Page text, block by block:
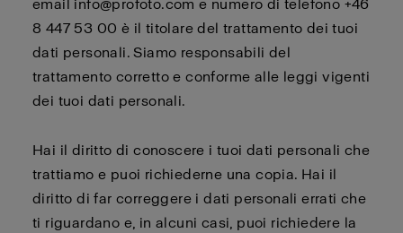
email info@profoto.com e numero di telefono +46
8 447 53 00 è il titolare del trattamento dei tuoi
dati personali. Siamo responsabili del
trattamento corretto e conforme alle leggi vigenti
dei tuoi dati personali.
Hai il diritto di conoscere i tuoi dati personali che
trattiamo e puoi richiederne una copia. Hai il
diritto di far correggere i dati personali errati che
ti riguardano e, in alcuni casi, puoi richiedere la